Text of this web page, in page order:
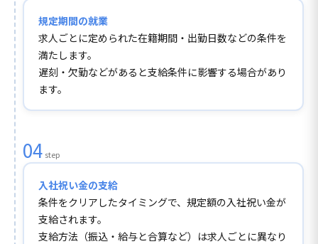
規定期間の就業
求人ごとに定められた在籍期間・出勤日数などの条件を
満たします。
遅刻・欠勤などがあると支給条件に影響する場合があり
ます。
04 step
入社祝い金の支給
条件をクリアしたタイミングで、規定額の入社祝い金が
支給されます。
支給方法（振込・給与と合算など）は求人ごとに異なり